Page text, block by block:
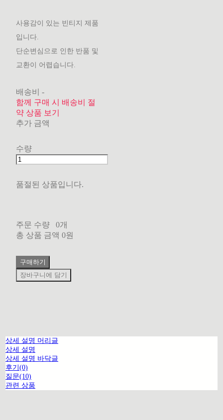
사용감이 있는 빈티지 제품
입니다.
단순변심으로 인한 반품 및
교환이 어렵습니다.
배송비-
함께 구매 시 배송비 절
약 상품 보기
추가 금액
수량
품절된 상품입니다.
주문 수량
0개
총 상품 금액 0원
구매하기
장바구니에 담기
상세 설명 머리글
상세 설명
상세 설명 바닥글
후기(0)
질문(10)
관련 상품